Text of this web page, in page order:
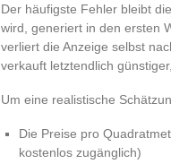
Der häufigste Fehler bleibt
wird, generiert in den ersten
verliert die Anzeige selbst
verkauft letztendlich
Um eine realistische
Die Preise pro
kostenlos zugänglich)